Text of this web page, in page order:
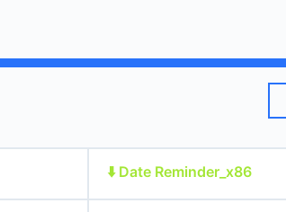
⬇️ Date Reminder_x86